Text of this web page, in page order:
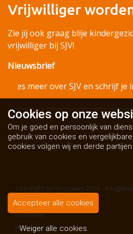
Vrijwilliger
Zie jij ook graag blije
vrijwilliger bij SJV!
Nieuwsbrief
Lees meer over SJV en schrijf
Copyright SJV Rosmalen 2026 -
Algemene voorwaarden
Disclaimer
Privacybeleid
Cookies op onze
Om je goed en persoonlijk van
gebruik van cookies en
cookies volgen wij en derde
en dit maakt het voor jou mogelijk
Accepteer alle cookies
Weiger alle cookies